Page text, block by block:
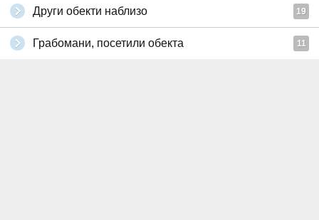
Други обекти наблизо 19
Грабомани, посетили обекта 11